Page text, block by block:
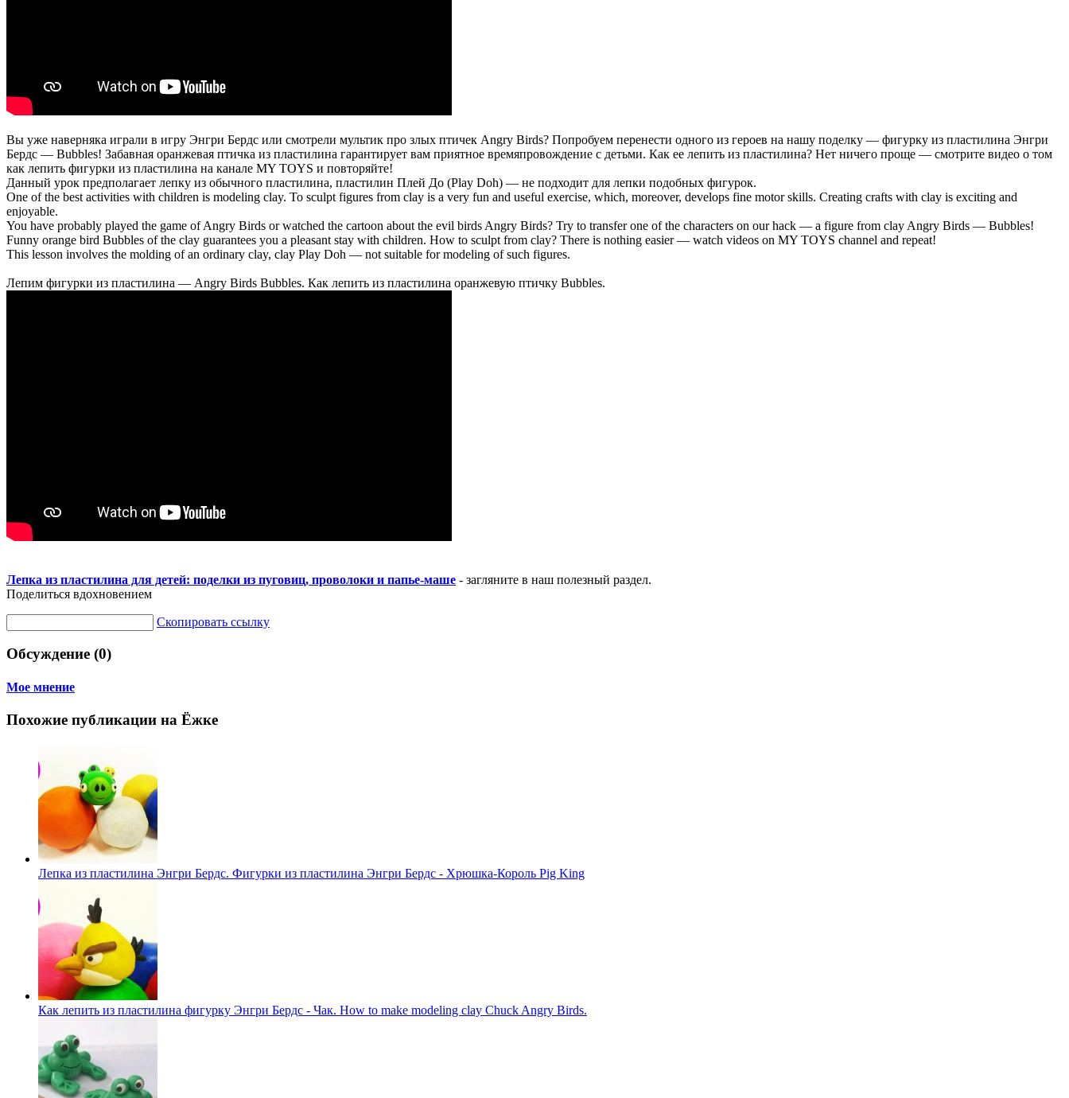
Вы уже наверняка играли в игру Энгри Бердс или смотрели мультик про злых птичек Angry Birds? Попробуем перенести одного из героев на нашу поделку — фигурку из пластилина Энгри
Бердс — Bubbles! Забавная оранжевая птичка из пластилина гарантирует вам приятное времяпровождение с детьми. Как ее лепить из пластилина? Нет ничего проще — смотрите видео о том
как лепить фигурки из пластилина на канале MY TOYS и повторяйте!
Данный урок предполагает лепку из обычного пластилина, пластилин Плей До (Play Doh) — не подходит для лепки подобных фигурок.
One of the best activities with children is modeling clay. To sculpt figures from clay is a very fun and useful exercise, which, moreover, develops fine motor skills. Creating crafts with clay is exciting and
enjoyable.
You have probably played the game of Angry Birds or watched the cartoon about the evil birds Angry Birds? Try to transfer one of the characters on our hack — a figure from clay Angry Birds — Bubbles!
Funny orange bird Bubbles of the clay guarantees you a pleasant stay with children. How to sculpt from clay? There is nothing easier — watch videos on MY TOYS channel and repeat!
This lesson involves the molding of an ordinary clay, clay Play Doh — not suitable for modeling of such figures.
Лепим фигурки из пластилина — Angry Birds Bubbles. Как лепить из пластилина оранжевую птичку Bubbles.
Лепка из пластилина для детей: поделки из пуговиц, проволоки и папье-маше - загляните в наш полезный раздел.
Поделиться вдохновением
Скопировать ссылку
Обсуждение (0)
Мое мнение
Похожие публикации на Ёжке
Лепка из пластилина Энгри Бердс. Фигурки из пластилина Энгри Бердс - Хрюшка-Король Pig King
Как лепить из пластилина фигурку Энгри Бердс - Чак. How to make modeling clay Chuck Angry Birds.